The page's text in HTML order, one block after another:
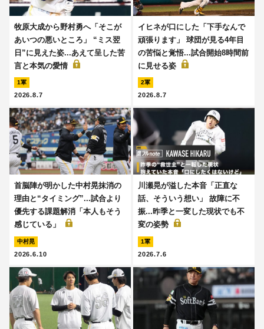
牧原大成から野村勇へ「そこが
あいつの悪いところ」 “ミス翌
日”に見えた姿...あえて呈した苦
言と本気の愛情
1軍
2026.8.7
イヒネが口にした「下手なんで
頑張ります」 球団が見る4年目
の苦悩と覚悟...試合開始8時間前
に見せる姿
2軍
2026.8.7
首脳陣が明かした中村晃抹消の
理由と“タイミング”...試合より
優先する課題解消「本人もそう
感じている」
中村晃
2026.6.10
川瀬晃が溢した本音「正直な
話、そういう想い」 故障に不
振...昨季と一変した現状でも不
変の姿勢
1軍
2026.7.6